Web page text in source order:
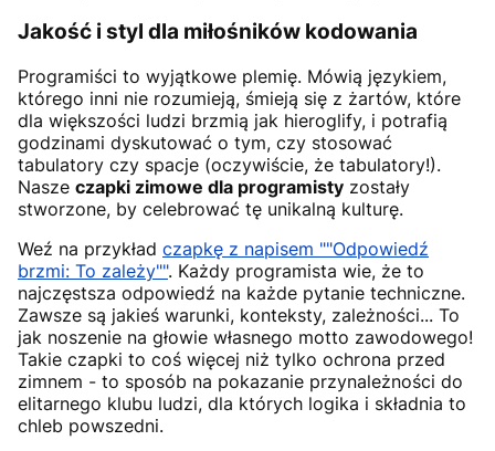
Jakość i styl dla miłośników kodowania
Programiści to wyjątkowe plemię. Mówią językiem,
którego inni nie rozumieją, śmieją się z żartów, które
dla większości ludzi brzmią jak hieroglify, i potrafią
godzinami dyskutować o tym, czy stosować
tabulatory czy spacje (oczywiście, że tabulatory!).
Nasze czapki zimowe dla programisty zostały
stworzone, by celebrować tę unikalną kulturę.
Weź na przykład czapkę z napisem ""Odpowiedź
brzmi: To zależy"". Każdy programista wie, że to
najczęstsza odpowiedź na każde pytanie techniczne.
Zawsze są jakieś warunki, konteksty, zależności... To
jak noszenie na głowie własnego motto zawodowego!
Takie czapki to coś więcej niż tylko ochrona przed
zimnem - to sposób na pokazanie przynależności do
elitarnego klubu ludzi, dla których logika i składnia to
chleb powszedni.